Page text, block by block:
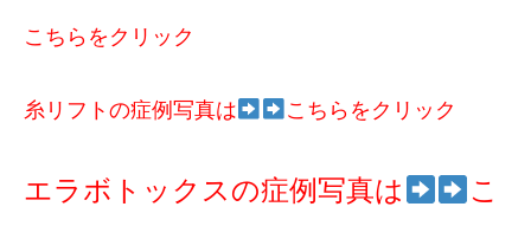
こち らをクリック
糸リフトの症例写真は こちらをクリック
エラボトックスの症例写真は こ